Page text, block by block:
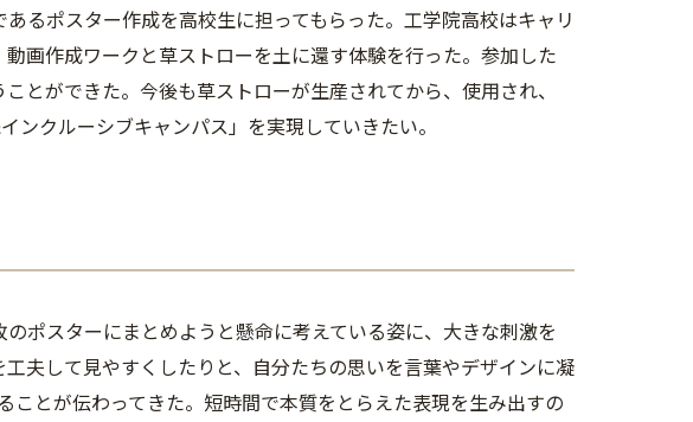
るポスター作成を高校生に担ってもらった。工学院高校はキャリ
画作成ワークと草ストローを土に還す体験を行った。参加した
とができた。今後も草ストローが生産されてから、使用され、
クルーシブキャンパス」を実現していきたい。
ポスターにまとめようと懸命に考えている姿に、大きな刺激を
夫して見やすくしたりと、自分たちの思いを言葉やデザインに凝
ことが伝わってきた。短時間で本質をとらえた表現を生み出すの